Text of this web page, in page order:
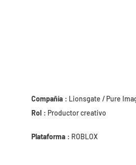
Compañía : Lionsgate / Pure
Rol : Productor creativo
Plataforma : ROBLOX